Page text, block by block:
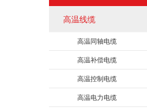
高温线缆
高温同轴电缆
高温补偿电缆
高温控制电缆
高温电力电缆